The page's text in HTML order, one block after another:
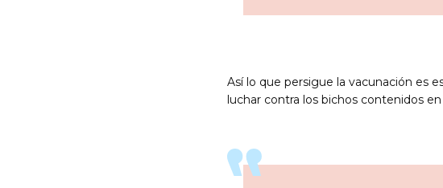
Así lo que persigue la vacunación es
luchar contra los bichos contenidos en